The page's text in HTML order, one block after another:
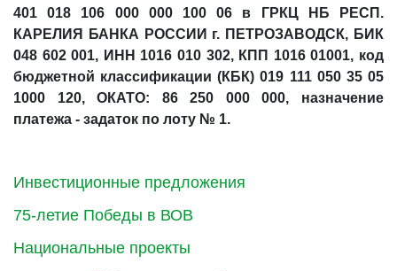
Инвестиционные предложения
75-летие Победы в ВОВ
Национальные проекты
401 018 106 000 000 100 06 в ГРКЦ НБ РЕСП.
КАРЕЛИЯ БАНКА РОССИИ г. ПЕТРОЗАВОДСК, БИК
048 602 001, ИНН 1016 010 302, КПП 1016 01001, код
бюджетной классификации (КБК) 019 111 050 35 05
1000 120, ОКАТО: 86 250 000 000, назначение
платежа - задаток по лоту № 1.